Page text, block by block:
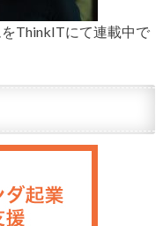
ThinkITにて連載中で